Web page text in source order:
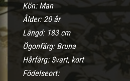
Kön: Man
Ålder: 20 år
Längd: 183 cm
Ögonfärg: Bruna
Hårfärg: Svart, kort
Födelseort: